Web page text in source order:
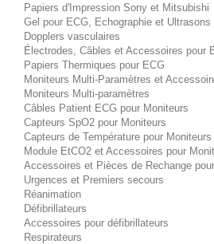
Papiers d'Impression Sony et Mitsubishi
Gel pour ECG, Echographie et Ultrasons
Dopplers vasculaires
Électrodes, Câbles et Accessoires pour
Papiers Thermiques pour ECG
Moniteurs Multi-Paramètres et
Moniteurs Multi-paramètres
Câbles Patient ECG pour Moniteurs
Capteurs SpO2 pour Moniteurs
Capteurs de Température pour Moniteurs
Module EtCO2 et Accessoires pour
Accessoires et Pièces de Rechange
Urgences et Premiers secours
Réanimation
Défibrillateurs
Accessoires pour défibrillateurs
Respirateurs